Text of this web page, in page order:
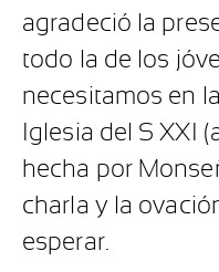
agradeció la
todo la de los
necesitamos en
Iglesia del S XXI
hecha por
charla y la
esperar.